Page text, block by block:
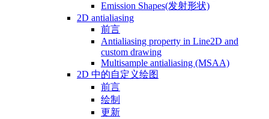
Emission Shapes(发射形状)
2D antialiasing
前言
Antialiasing property in Line2D and
custom drawing
Multisample antialiasing (MSAA)
2D 中的自定义绘图
前言
绘制
更新